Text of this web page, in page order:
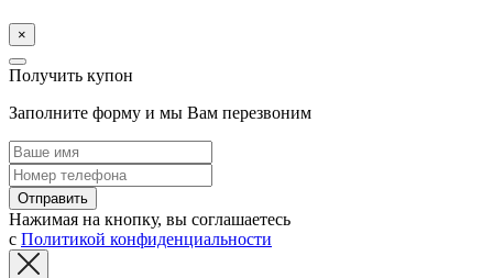
×
Получить купон
Заполните форму и мы Вам перезвоним
Отправить
Нажимая на кнопку, вы соглашаетесь
с Политикой конфиденциальности